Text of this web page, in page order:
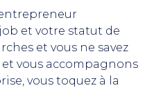
et votre statut de
et vous ne savez
vous accompagnons
vous toquez à la